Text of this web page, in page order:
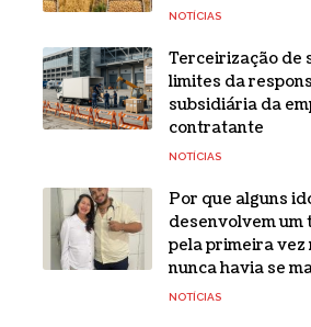
NOTÍCIAS
Terceirização de
limites da
subsidiária da
contratante
NOTÍCIAS
Por que alguns
desenvolvem
pela primeira vez
nunca havia se
NOTÍCIAS